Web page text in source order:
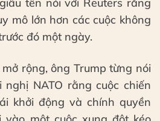
tên nói với Reuters rằng
mô lớn hơn các cuộc không
đó một ngày.
rộng, ông Trump từng nói
NATO rằng cuộc chiến
khởi động và chính quyền